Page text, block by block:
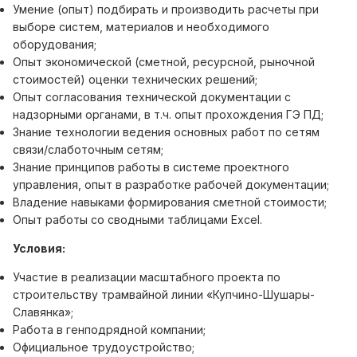
Умение (опыт) подбирать и производить расчеты при
выборе систем, материалов и необходимого
оборудования;
Опыт экономической (сметной, ресурсной, рыночной
стоимостей) оценки технических решений;
Опыт согласования технической документации с
надзорными органами, в т.ч. опыт прохождения ГЭ ПД;
Знание технологии ведения основных работ по сетям
связи/слаботочным сетям;
Знание принципов работы в системе проектного
управления, опыт в разработке рабочей документации;
Владение навыками формирования сметной стоимости;
Опыт работы со сводными таблицами Excel.
Условия:
Участие в реализации масштабного проекта по
строительству трамвайной линии «Купчино-Шушары-
Славянка»;
Работа в генподрядной компании;
Официальное трудоустройство;